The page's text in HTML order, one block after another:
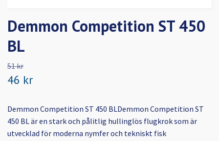
Demmon Competition ST 450
BL
51 kr
46 kr
Demmon Competition ST 450 BLDemmon Competition ST
450 BL är en stark och pålitlig hullinglös flugkrok som är
utvecklad för moderna nymfer och tekniskt fisk